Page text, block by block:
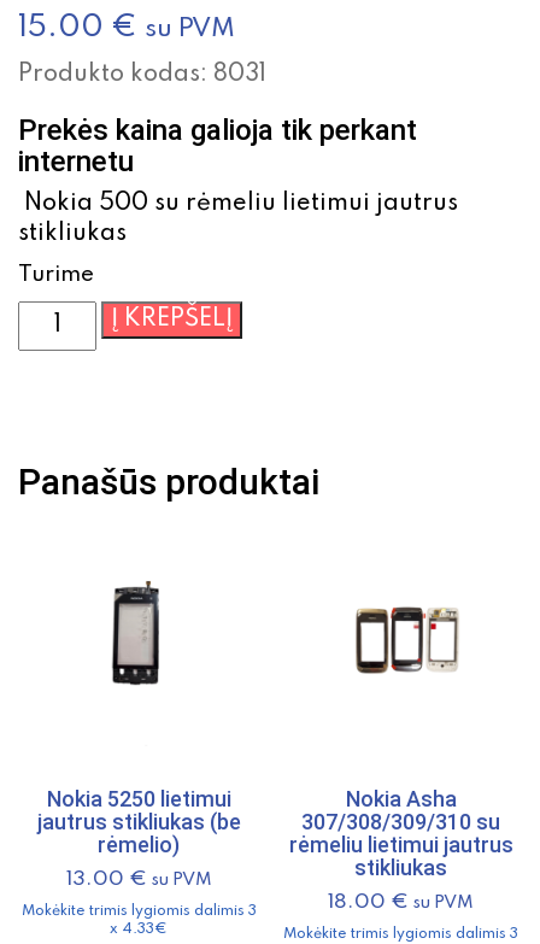
15.00 € su PVM
Produkto kodas: 8031
Prekės kaina galioja tik perkant
internetu
Nokia 500 su rėmeliu lietimui jautrus
stikliukas
Turime
produkto
kiekis:
rėmeliu
lietimui
Į KREPŠELĮ
Panašūs produktai
Nokia 5250 lietimui
jautrus stikliukas (be
rėmelio)
13.00 € su PVM
Mokėkite trimis lygiomis dalimis 3
x 4.33€
Nokia Asha
307/308/309/310 su
rėmeliu lietimui jautrus
stikliukas
18.00 € su PVM
Mokėkite trimis lygiomis dalimis 3